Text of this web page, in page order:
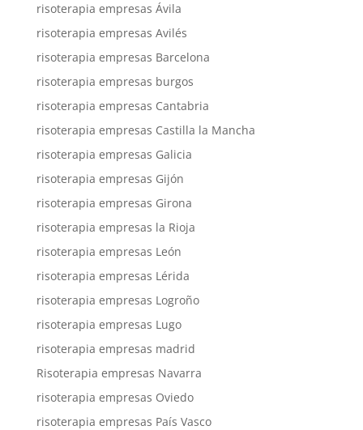
risoterapia empresas Ávila
risoterapia empresas Avilés
risoterapia empresas Barcelona
risoterapia empresas burgos
risoterapia empresas Cantabria
risoterapia empresas Castilla la Mancha
risoterapia empresas Galicia
risoterapia empresas Gijón
risoterapia empresas Girona
risoterapia empresas la Rioja
risoterapia empresas León
risoterapia empresas Lérida
risoterapia empresas Logroño
risoterapia empresas Lugo
risoterapia empresas madrid
Risoterapia empresas Navarra
risoterapia empresas Oviedo
risoterapia empresas País Vasco